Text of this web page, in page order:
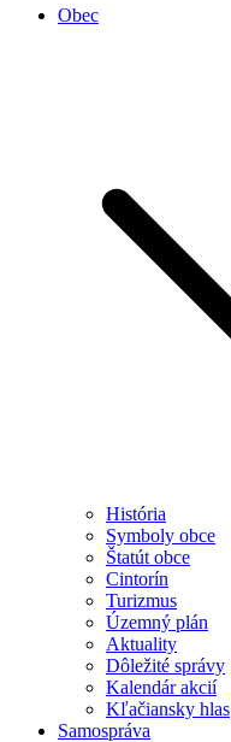
Obec
História
Symboly obce
Štatút obce
Cintorín
Turizmus
Územný plán
Aktuality
Dôležité správy
Kalendár akcií
Kľačiansky hlas
Samospráva